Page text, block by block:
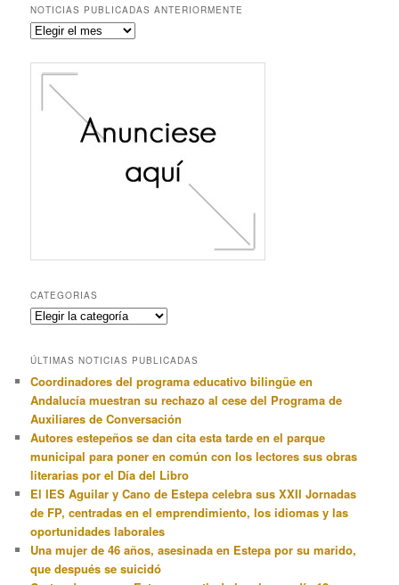
NOTICIAS PUBLICADAS ANTERIORMENTE
Noticias
anteriormente
CATEGORIAS
Categorias
ÚLTIMAS NOTICIAS PUBLICADAS
Coordinadores del programa educativo bilingüe en
Andalucía muestran su rechazo al cese del Programa de
Auxiliares de Conversación
Autores estepeños se dan cita esta tarde en el parque
municipal para poner en común con los lectores sus obras
literarias por el Día del Libro
El IES Aguilar y Cano de Estepa celebra sus XXII Jornadas
de FP, centradas en el emprendimiento, los idiomas y las
oportunidades laborales
Una mujer de 46 años, asesinada en Estepa por su marido,
que después se suicidó